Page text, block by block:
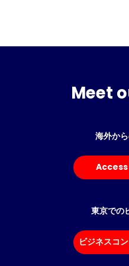
Meet
海外か
東京での
ビジネスコ